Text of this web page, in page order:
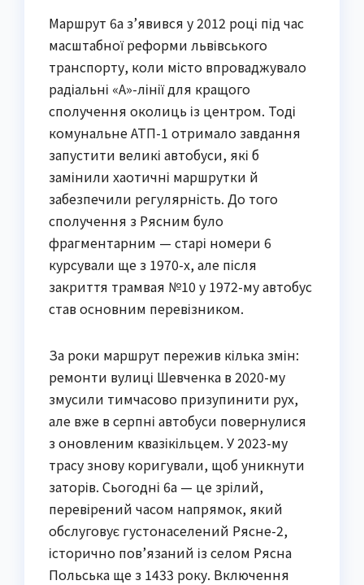
Маршрут 6а з’явився у 2012 році під час
масштабної реформи львівського
транспорту, коли місто впроваджувало
радіальні «А»-лінії для кращого
сполучення околиць із центром. Тоді
комунальне АТП-1 отримало завдання
запустити великі автобуси, які б
замінили хаотичні маршрутки й
забезпечили регулярність. До того
сполучення з Рясним було
фрагментарним — старі номери 6
курсували ще з 1970-х, але після
закриття трамвая №10 у 1972-му автобус
став основним перевізником.
За роки маршрут пережив кілька змін:
ремонти вулиці Шевченка в 2020-му
змусили тимчасово призупинити рух,
але вже в серпні автобуси повернулися
з оновленим квазікільцем. У 2023-му
трасу знову коригували, щоб уникнути
заторів. Сьогодні 6а — це зрілий,
перевірений часом напрямок, який
обслуговує густонаселений Рясне-2,
історично пов’язаний із селом Рясна
Польська ще з 1433 року. Включення